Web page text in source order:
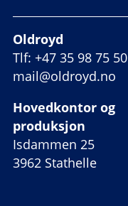
Oldroyd
Tlf: +47 35 98 75 50
mail@oldroyd.no
Hovedkontor og
produksjon
Isdammen 25
3962 Stathelle